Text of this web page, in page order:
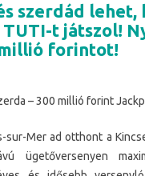
szerdád lehet,
TUTI-t játszol!
forintot!
– 300 millió forint
sur-Mer ad otthont a
ügetőversenyen